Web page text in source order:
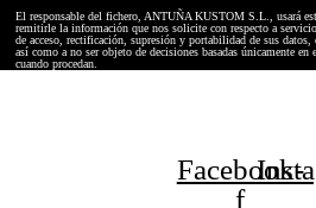
El responsable del fichero, ANTUÑA KUSTOM S.L., usará
remitirle la información que nos solicite con respecto a
de acceso, rectificación, supresión y portabilidad de sus
así como a no ser objeto de decisiones basadas únicamente en
cuando procedan.
Facebook-
f